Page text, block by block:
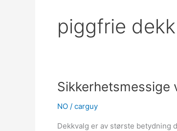
piggfrie dekk
Sikkerhetsmessige
NO / carguy
Dekkvalg er av største betydning